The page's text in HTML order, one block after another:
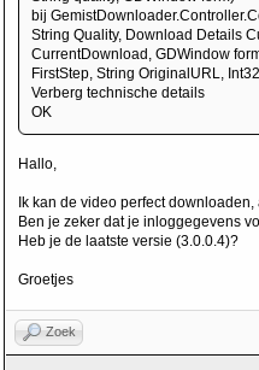
bij
String Quality, Download Details
CurrentDownload, GDWindow
FirstStep, String OriginalURL,
Verberg technische details
OK
Hallo,
Ik kan de video perfect
Ben je zeker dat je inloggegevens
Heb je de laatste versie (3.0.0.4)?
Groetjes
Zoek